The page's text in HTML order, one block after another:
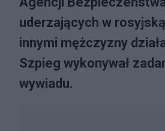
uderzających w
innymi mężczyzny
Szpieg wykonywał
wywiadu.